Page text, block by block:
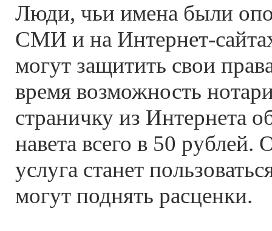
Люди, чьи имена были
СМИ и на Интернет-
могут защитить свои
время возможность
страничку из Интернета
навета всего в 50 рублей.
услуга станет
могут поднять расценки.